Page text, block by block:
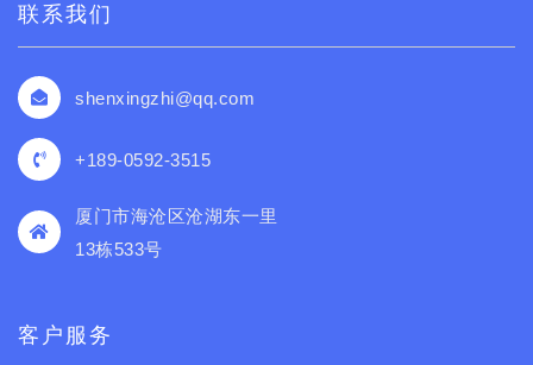
联系我们
shenxingzhi@qq.com
+189-0592-3515
厦门市海沧区沧湖东一里
13栋533号
客户服务